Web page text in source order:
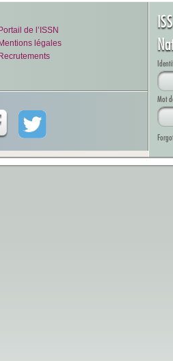
Portail de l’ISSN
Mentions légales
Recrutements
Mot